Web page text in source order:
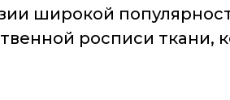
широкой
росписи ткани,